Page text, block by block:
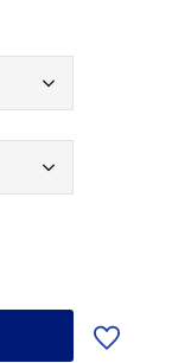
Tilføj til